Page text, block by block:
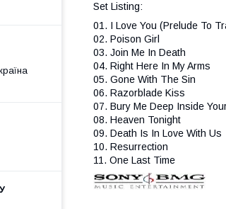
Set Listing:
01. I Love You (Prelude To
02. Poison Girl
03. Join Me In Death
04. Right Here In My Arms
05. Gone With The Sin
06. Razorblade Kiss
07. Bury Me Deep Inside
08. Heaven Tonight
09. Death Is In Love With Us
10. Resurrection
11. One Last Time